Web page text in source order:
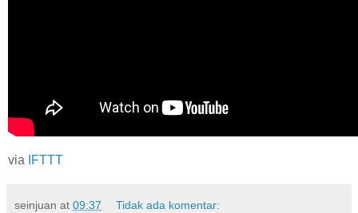
via IFTTT
seinjuan at 09:37 Tidak ada komentar: